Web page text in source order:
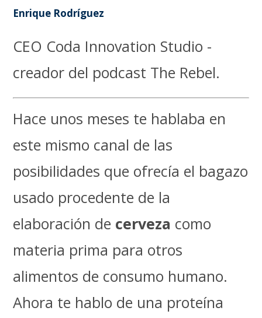
Enrique Rodríguez
CEO Coda Innovation Studio -
creador del podcast The Rebel.
Hace unos meses te hablaba en
este mismo canal de las
posibilidades que ofrecía el bagazo
usado procedente de la
elaboración de cerveza como
materia prima para otros
alimentos de consumo humano.
Ahora te hablo de una proteína